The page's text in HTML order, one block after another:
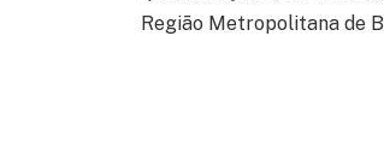
Região Metropolitana de